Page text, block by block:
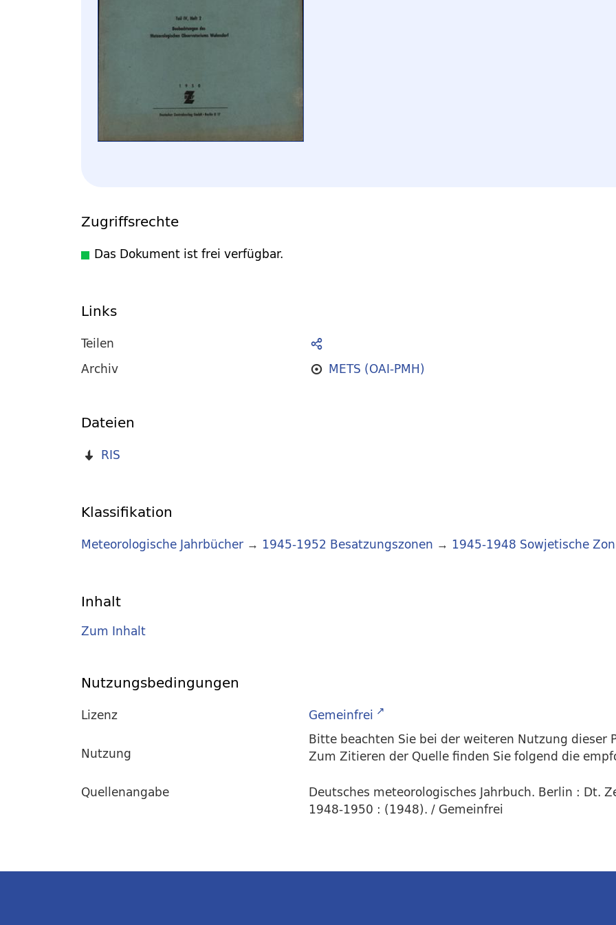
Zugriffsrechte
Das Dokument ist frei verfügbar.
Links
Teilen
Archiv
METS (OAI-PMH)
Dateien
RIS
Klassifikation
Meteorologische Jahrbücher → 1945-1952 Besatzungszonen → 1945-1948 Sowjetische
Inhalt
Zum Inhalt
Nutzungsbedingungen
Lizenz
Gemeinfrei
Nutzung
Bitte beachten Sie bei der weiteren Nutzung
Zum Zitieren der Quelle finden Sie folgend die
Quellenangabe
Deutsches meteorologisches Jahrbuch. Berlin : Dt.
1948-1950 : (1948). / Gemeinfrei